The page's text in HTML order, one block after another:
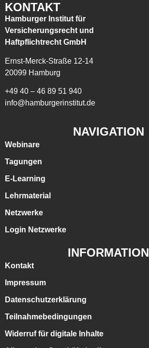
KONTAKT
Hamburger Institut für
Versicherungsrecht und
Haftpflichtrecht GmbH
Ernst-Merck-Straße 12-14
20099 Hamburg
+49 40 – 46 89 51 940
info@hamburgerinstitut.de
NAVIGATION
Webinare
Tagungen
E-Learning
Lehrmaterial
Netzwerke
Login Netzwerke
INFORMATION
Kontakt
Impressum
Datenschutzerklärung
Teilnahmebedingungen
Widerruf für digitale Inhalte